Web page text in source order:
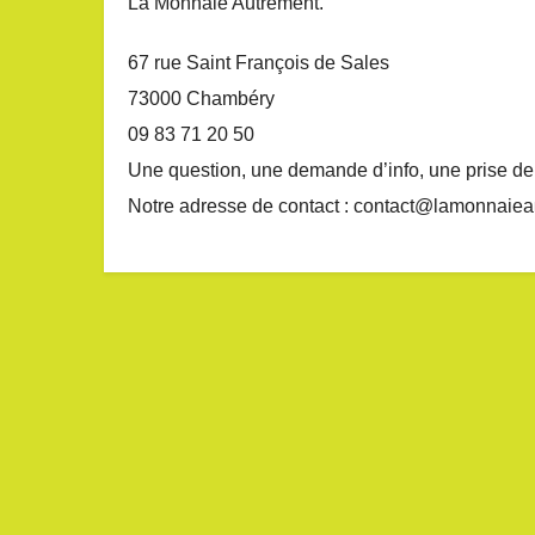
67 rue Saint François de Sales
73000 Chambéry
09 83 71 20 50
Une question, une demande d’info, une prise
Notre adresse de contact :